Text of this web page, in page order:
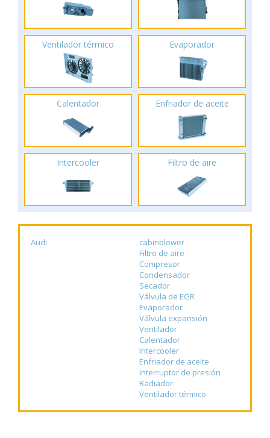
Ventilador térmico Evaporador
Calentador Enfriador de aceite
Intercooler Filtro de aire
Audi
cabinblower
Filtro de aire
Compresor
Condensador
Secador
Válvula de EGR
Evaporador
Válvula expansión
Ventilador
Calentador
Intercooler
Enfriador de aceite
Interruptor de presión
Radiador
Ventilador térmico